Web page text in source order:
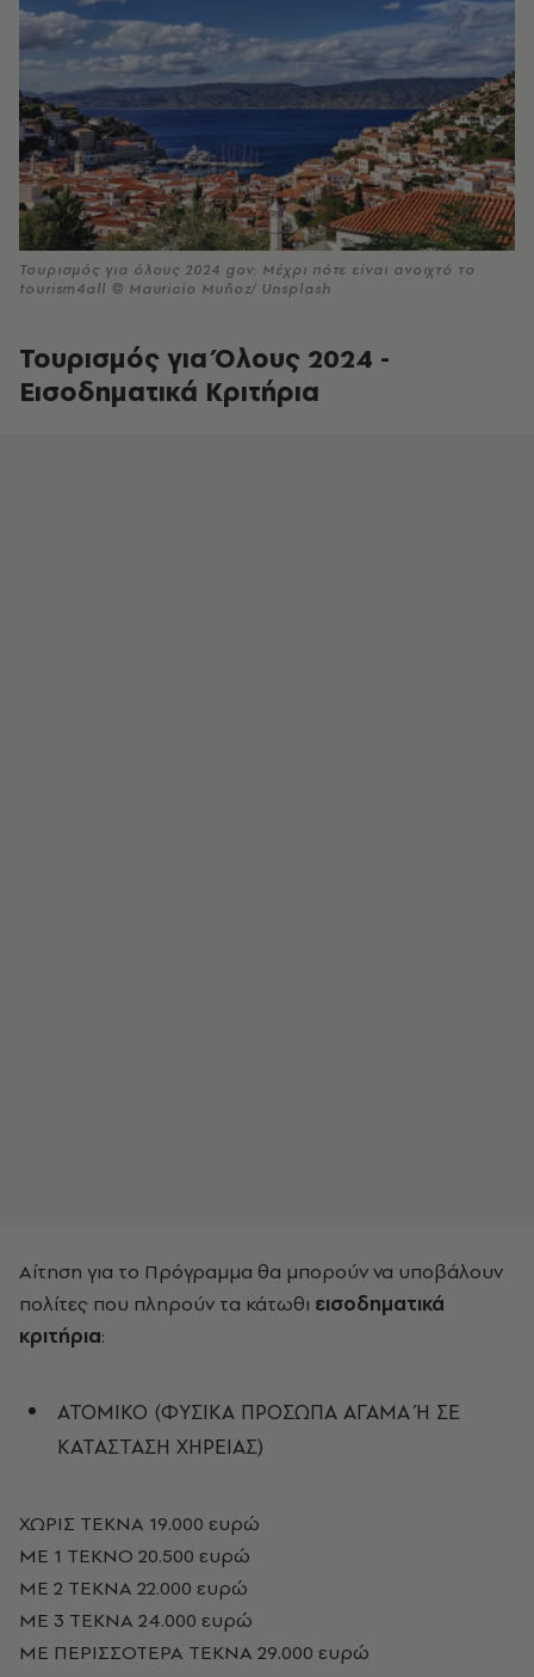
Τουρισμός για όλους 2024 gov: Μέχρι πότε είναι ανοιχτό το
tourism4all © Mauricio Muñoz/ Unsplash
Τουρισμός για Όλους 2024 -
Εισοδηματικά Κριτήρια
Αίτηση για το Πρόγραμμα θα μπορούν να υποβάλουν
πολίτες που πληρούν τα κάτωθι εισοδηματικά
κριτήρια:
ΑΤΟΜΙΚΟ (ΦΥΣΙΚΑ ΠΡΟΣΩΠΑ ΑΓΑΜΑ Ή ΣΕ
ΚΑΤΑΣΤΑΣΗ ΧΗΡΕΙΑΣ)
ΧΩΡΙΣ ΤΕΚΝΑ 19.000 ευρώ
ΜΕ 1 ΤΕΚΝΟ 20.500 ευρώ
ΜΕ 2 ΤΕΚΝΑ 22.000 ευρώ
ΜΕ 3 ΤΕΚΝΑ 24.000 ευρώ
ΜΕ ΠΕΡΙΣΣΟΤΕΡΑ ΤΕΚΝΑ 29.000 ευρώ